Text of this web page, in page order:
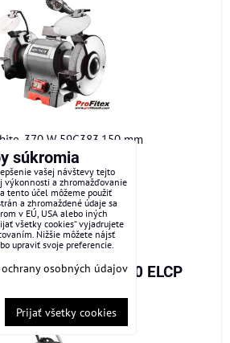
370 W 59G383,150 mm
AEG AP2-200 ELCP
súkromia
vašej návštevy tejto
výkonnosti a zhromažďovanie
tento účel môžeme použiť
a zhromaždené údaje sa
v EÚ, USA alebo iných
všetky cookies“ vyjadrujete
Nižšie môžete nájsť
upraviť svoje preferencie.
ochrany osobných údajov
Prijať všetky cookies